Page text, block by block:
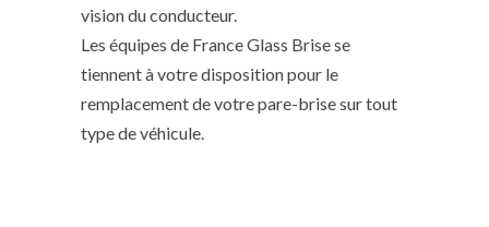
vision du conducteur.
Les équipes de France Glass Brise se
tiennent à votre disposition pour le
remplacement de votre pare-brise sur tout
type de véhicule.